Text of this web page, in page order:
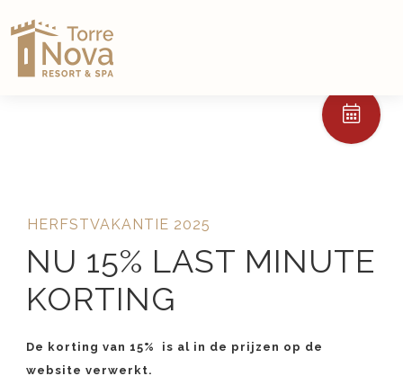
HERFSTVAKANTIE 2025
NU 15% LAST MINUTE
KORTING
De korting van 15% is al in de prijzen op de
website verwerkt.